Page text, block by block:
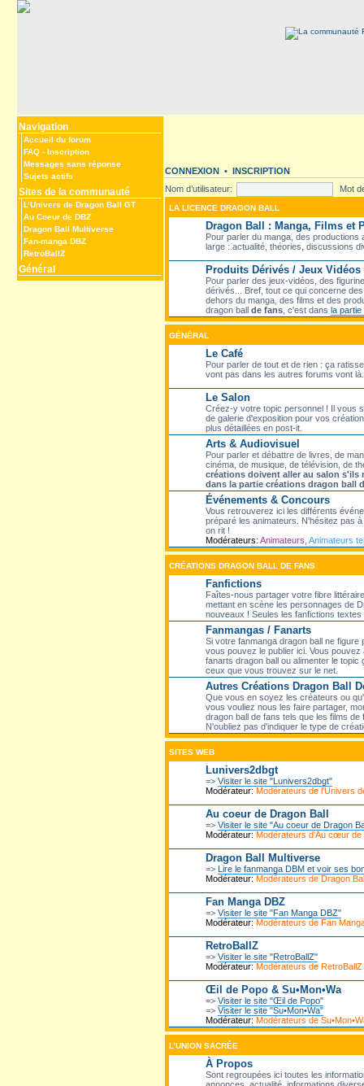
Navigation
Accueil du forum
FAQ - Inscription
Messages sans réponse
Sujets actifs
Sites de la communauté
L’Univers de Dragon Ball GT
Au Coeur de DBZ
Dragon Ball Multiverse
Fan-manga DBZ
RetroBallZ
Général
CONNEXION • INSCRIPTION
Nom d’utilisateur:
Mot
LA LICENCE DRAGON BALL
Dragon Ball : Manga, Films et
Pour parler du manga, des productions
large : actualité, théories, discussions
Produits Dérivés / Jeux Vidéos
Pour parler des jeux-vidéos, des
dérivés... Bref, tout ce qui concerne
dehors du manga, des films et des
dragon ball de fans , c'est dans la partie
GÉNÉRAL
Le Café
Pour parler de tout et de rien : ça
vont pas dans les autres forums vont là.
Le Salon
Créez-y votre topic personnel ! Il vous
de galerie d'exposition pour vos
plus détaillées en post-it.
Arts & Audiovisuel
Pour parler et débattre de livres, de
cinéma, de musique, de télévision, de
créations doivent aller au salon s'ils
dans la partie créations dragon ball
Événements & Concours
Vous retrouverez ici les différents
préparé les animateurs. N'hésitez pas
on rit !
Modérateurs: Animateurs Animateurs
CRÉATIONS DRAGON BALL DE FANS
Fanfictions
Faîtes-nous partager votre fibre
mettant en scène les personnages de
nouveaux ! Seules les fanfictions textes
Fanmangas / Fanarts
Si votre fanmanga dragon ball ne
vous pouvez le publier ici. Vous
fanarts dragon ball ou alimenter le
ceux que vous trouvez sur le net.
Autres Créations Dragon Ball
Que vous en soyez les créateurs ou
vous vouliez nous les faire partager,
dragon ball de fans tels que les films
N'oubliez pas d'indiquer le type de
SITES WEB
Lunivers2dbgt
=> Visiter le site "Lunivers2dbgt"
Modérateur: Modérateurs de l'Univers
Au coeur de Dragon Ball
=> Visiter le site "Au coeur de Dragon
Modérateur: Modérateurs d'Au cœur de
Dragon Ball Multiverse
=> Lire le fanmanga DBM et voir ses
Modérateur: Modérateurs de Dragon
Fan Manga DBZ
=> Visiter le site "Fan Manga DBZ"
Modérateur: Modérateurs de Fan
RetroBallZ
=> Visiter le site "RetroBallZ"
Modérateur: Modérateurs de RetroBallZ
Œil de Popo & Su•Mon•Wa
=> Visiter le site "Œil de Popo"
=> Visiter le site "Su•Mon•Wa"
Modérateur: Modérateurs de
L’UNION SACRÉE
À Propos
Sont regroupées ici toutes les